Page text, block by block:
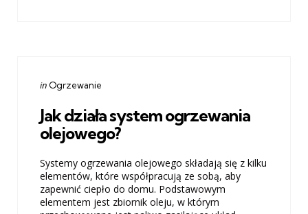
Categories
Posted
in Ogrzewanie
Jak działa system ogrzewania
olejowego?
Systemy ogrzewania olejowego składają się z kilku
elementów, które współpracują ze sobą, aby
zapewnić ciepło do domu. Podstawowym
elementem jest zbiornik oleju, w którym